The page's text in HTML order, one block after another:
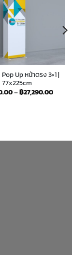
Up หน้าตรง 3×1 |
77x225cm
–฿27,290.00Price
range: